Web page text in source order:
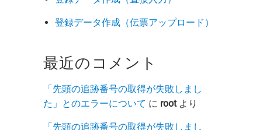
登録データ作成（伝票アップロード）
最近のコメント
「先頭の追跡番号の取得が失敗しまし
た」とのエラーについて に rootより
「先頭の追跡番号の取得が失敗しまし